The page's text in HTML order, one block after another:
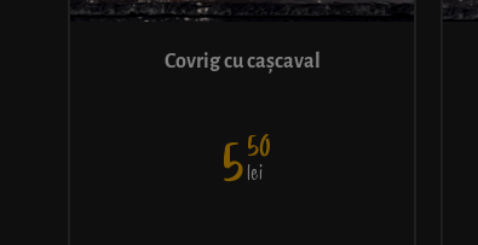
Covrig cu cașcaval
550
lei